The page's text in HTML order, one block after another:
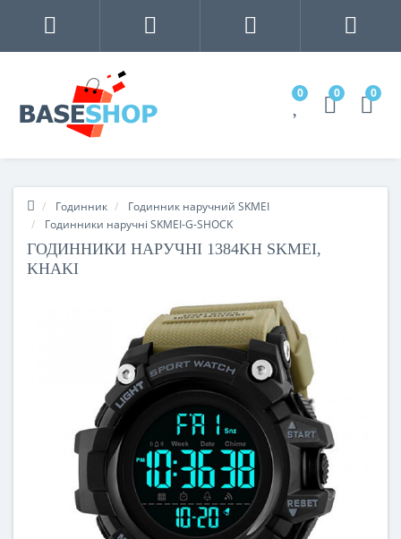
0 0 0
Годинник
Годинник наручний SKMEI
Годинники наручні SKMEI-G-SHOCK
ГОДИННИКИ НАРУЧНІ 1384KH SKMEI,
KHAKI